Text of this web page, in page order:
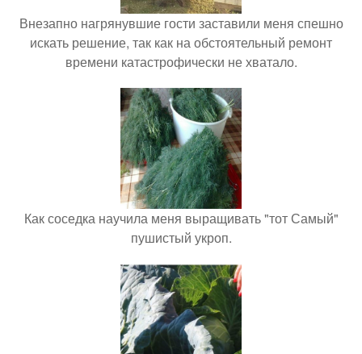
Внезапно нагрянувшие гости заставили меня спешно
искать решение, так как на обстоятельный ремонт
времени катастрофически не хватало.
Как соседка научила меня выращивать "тот Самый"
пушистый укроп.